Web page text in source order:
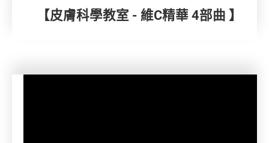
【皮膚科學教室 - 維C精華 4部曲 】